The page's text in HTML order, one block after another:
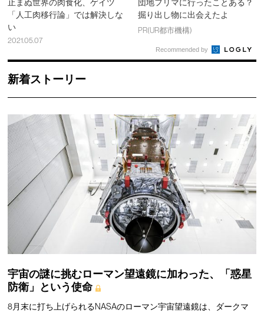
止まぬ世界の肉食化、ゲイツ
「人工肉移行論」では解決しな
い
2021.05.07
団地フリマに行ったことある？
掘り出し物に出会えたよ
PR(UR都市機構)
Recommended by
新着ストーリー
宇宙の謎に挑むローマン望遠鏡に加わった、「惑星
防衛」という使命
8月末に打ち上げられるNASAのローマン宇宙望遠鏡は、ダークマ